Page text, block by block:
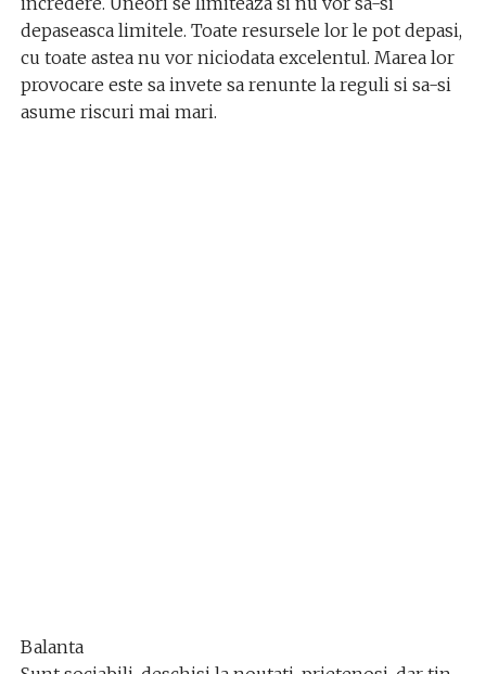
depaseasca limitele. Toate resursele lor le pot depasi,
cu toate astea nu vor niciodata excelentul. Marea lor
provocare este sa invete sa renunte la reguli si sa-si
asume riscuri mai mari.
Balanta